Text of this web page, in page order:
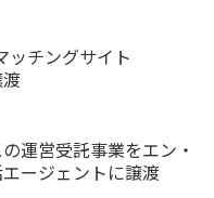
ッチングサイト
運営受託事業をエン・
ージェントに譲渡